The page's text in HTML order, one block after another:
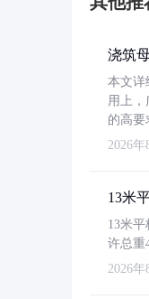
浇筑
本文详
用上，
的高要
2026年
13米
13米
许总重
2026年